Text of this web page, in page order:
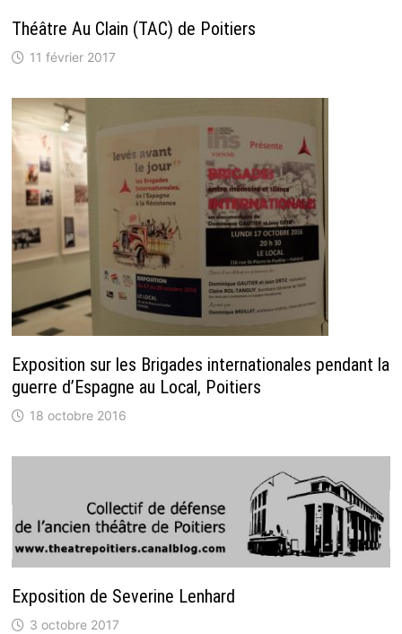
Théâtre Au Clain (TAC) de Poitiers
11 février 2017
Exposition sur les Brigades internationales pendant la
guerre d’Espagne au Local, Poitiers
18 octobre 2016
Exposition de Severine Lenhard
3 octobre 2017